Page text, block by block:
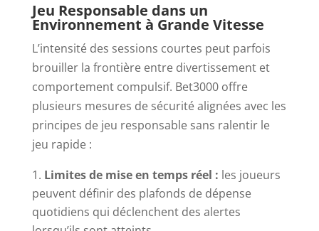
Jeu Responsable dans un
Environnement à Grande Vitesse
L’intensité des sessions courtes peut parfois
brouiller la frontière entre divertissement et
comportement compulsif. Bet3000 offre
plusieurs mesures de sécurité alignées avec les
principes de jeu responsable sans ralentir le
jeu rapide :
Limites de mise en temps réel : les joueurs
peuvent définir des plafonds de dépense
quotidiens qui déclenchent des alertes